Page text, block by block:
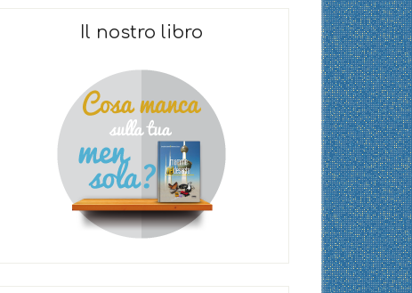
Il nostro libro